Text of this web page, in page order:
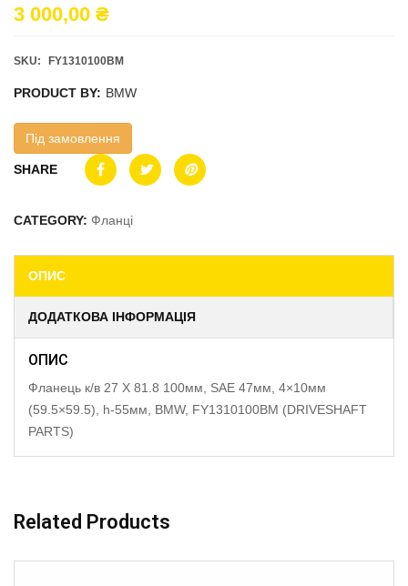
3 000,00 ₴
SKU: FY1310100BM
PRODUCT BY: BMW
Під замовлення
SHARE
CATEGORY: Фланці
ОПИС
ДОДАТКОВА ІНФОРМАЦІЯ
ОПИС
Фланець к/в 27 X 81.8 100мм, SAE 47мм, 4×10мм
(59.5×59.5), h-55мм, BMW, FY1310100BM (DRIVESHAFT
PARTS)
Related Products